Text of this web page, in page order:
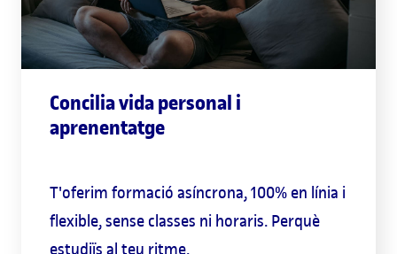
Concilia vida personal i
aprenentatge
T'oferim formació asíncrona, 100% en línia i
flexible, sense classes ni horaris. Perquè
estudiïs al teu ritme.